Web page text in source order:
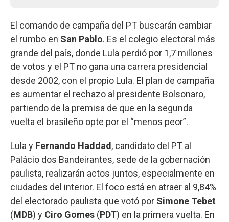
El comando de campaña del PT buscarán cambiar
el rumbo en San Pablo. Es el colegio electoral más
grande del país, donde Lula perdió por 1,7 millones
de votos y el PT no gana una carrera presidencial
desde 2002, con el propio Lula. El plan de campaña
es aumentar el rechazo al presidente Bolsonaro,
partiendo de la premisa de que en la segunda
vuelta el brasileño opte por el “menos peor”.
Lula y Fernando Haddad , candidato del PT al
Palácio dos Bandeirantes, sede de la gobernación
paulista, realizarán actos juntos, especialmente en
ciudades del interior. El foco está en atraer al 9,84%
del electorado paulista que votó por Simone Tebet
(MDB) y Ciro Gomes (PDT) en la primera vuelta. En